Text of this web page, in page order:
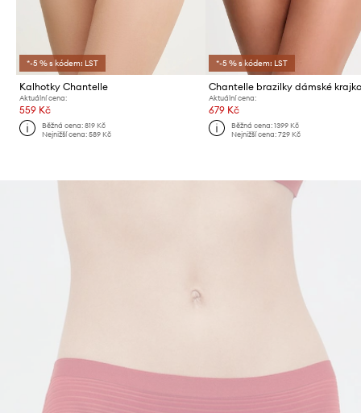
*-5 % s kódem: LST
Kalhotky Chantelle
Aktuální cena:
559 Kč
Běžná cena:819 Kč
Nejnižší cena:589 Kč
*-5 % s kódem: LST
Aktuální cena:
679 Kč
Běžná cena: 1399 Kč
Nejnižší cena: 729 Kč